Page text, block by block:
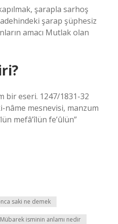
şarapla sarhoş
şarap şüphesiz
amacı Mutlak olan
bir eseri. 1247/1831-32
nâme mesnevisi, manzum
mefâ’îlün fe’ûlün”
saki ne demek
Mübarek isminin anlamı nedir